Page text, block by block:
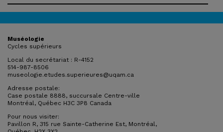
Muséologie
Cycles supérieurs
Local du secrétariat : R-4152
514-987-8506
museologie.etudes.superieures@uqam.ca
Adresse postale:
Case postale 8888, succursale Centre-ville
Montréal, Québec H3C 3P8 Canada
Pour nous visiter:
Pavillon R, 315 rue Sainte-Catherine Est, Montréal,